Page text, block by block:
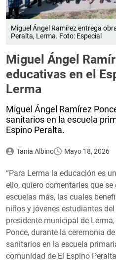
Miguel Ángel Ramírez entrega
Peralta, Lerma. Foto: Especial
Miguel Ángel
educativas en el
Lerma
Miguel Ángel Ramírez
sanitarios en la escuela
Espino Peralta.
Tania Albino Mayo 18, 2026
“Para Lerma la educación es
ello, quiero comentarles que
escuelas más, las cuales
niños y jóvenes estudiantes
presidente municipal de
Ponce, durante la ceremonia
sanitarios en la escuela
comunidad de El Espino